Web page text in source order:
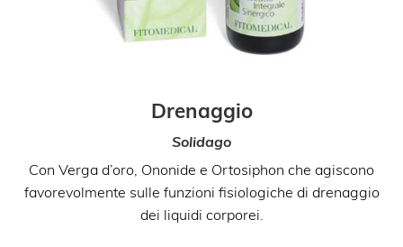
Drenaggio
Solidago
Con Verga d’oro, Ononide e Ortosiphon che agiscono
favorevolmente sulle funzioni fisiologiche di drenaggio
dei liquidi corporei.